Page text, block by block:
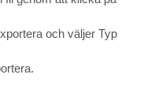
och väljer Typ